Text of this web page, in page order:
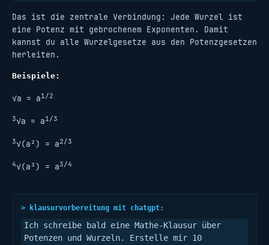
Das ist die zentrale Verbindung: Jede Wurzel ist
eine Potenz mit gebrochenem Exponenten. Damit
kannst du alle Wurzelgesetze aus den Potenzgesetzen
herleiten.
Beispiele:
√a = a1/2
3√a = a1/3
3√(a²) = a2/3
4√(a³) = a3/4
> klausurvorbereitung mit chatgpt:
Ich schreibe bald eine Mathe-Klausur über
Potenzen und Wurzeln. Erstelle mir 10